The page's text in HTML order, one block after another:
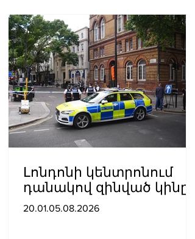
Լոնդոնի կենտրոնում
դանակով զինված կինը
հարձակվել է չորս
20.01.05.08.2026